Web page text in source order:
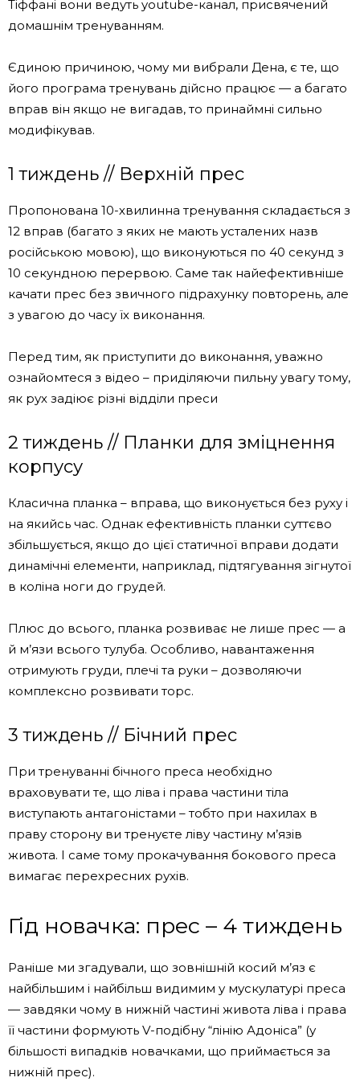
Тіффані вони ведуть youtube-канал, присвячений
домашнім тренуванням.
Єдиною причиною, чому ми вибрали Дена, є те, що
його програма тренувань дійсно працює — а багато
вправ він якщо не вигадав, то принаймні сильно
модифікував.
1 тиждень // Верхній прес
Пропонована 10-хвилинна тренування складається з
12 вправ (багато з яких не мають усталених назв
російською мовою), що виконуються по 40 секунд з
10 секундною перервою. Саме так найефективніше
качати прес без звичного підрахунку повторень, але
з увагою до часу їх виконання.
Перед тим, як приступити до виконання, уважно
ознайомтеся з відео – приділяючи пильну увагу тому,
як рух задіює різні відділи преси
2 тиждень // Планки для зміцнення
корпусу
Класична планка – вправа, що виконується без руху і
на якийсь час. Однак ефективність планки суттєво
збільшується, якщо до цієї статичної вправи додати
динамічні елементи, наприклад, підтягування зігнутої
в коліна ноги до грудей.
Плюс до всього, планка розвиває не лише прес — а
й м’язи всього тулуба. Особливо, навантаження
отримують груди, плечі та руки – дозволяючи
комплексно розвивати торс.
3 тиждень // Бічний прес
При тренуванні бічного преса необхідно
враховувати те, що ліва і права частини тіла
виступають антагоністами – тобто при нахилах в
праву сторону ви тренуєте ліву частину м’язів
живота. І саме тому прокачування бокового преса
вимагає перехресних рухів.
Гід новачка: прес – 4 тиждень
Раніше ми згадували, що зовнішній косий м’яз є
найбільшим і найбільш видимим у мускулатурі преса
— завдяки чому в нижній частині живота ліва і права
її частини формують V-подібну “лінію Адоніса” (у
більшості випадків новачками, що приймається за
нижній прес).